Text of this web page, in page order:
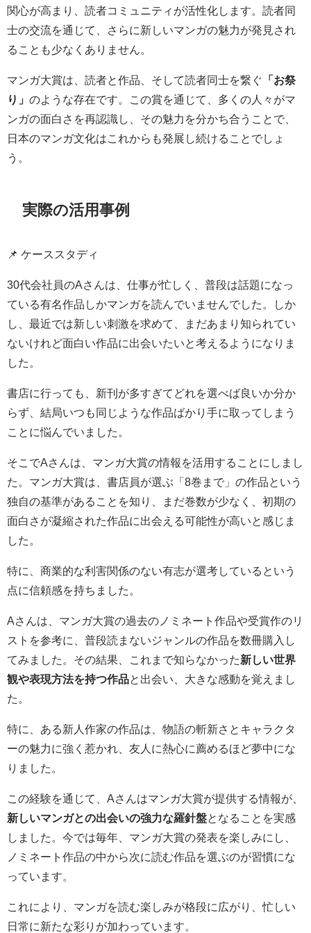
関心が高まり、読者コミュニティが活性化します。読者同
士の交流を通じて、さらに新しいマンガの魅力が発見され
ることも少なくありません。
マンガ大賞は、読者と作品、そして読者同士を繋ぐ 「お祭
り」 のような存在です。この賞を通じて、多くの人々がマ
ンガの面白さを再認識し、その魅力を分かち合うことで、
日本のマンガ文化はこれからも発展し続けることでしょ
う。
実際の活用事例
📌 ケーススタディ
30代会社員のAさんは、仕事が忙しく、普段は話題になっ
ている有名作品しかマンガを読んでいませんでした。しか
し、最近では新しい刺激を求めて、まだあまり知られてい
ないけれど面白い作品に出会いたいと考えるようになりま
した。
書店に行っても、新刊が多すぎてどれを選べば良いか分か
らず、結局いつも同じような作品ばかり手に取ってしまう
ことに悩んでいました。
そこでAさんは、マンガ大賞の情報を活用することにしまし
た。マンガ大賞は、書店員が選ぶ「8巻まで」の作品という
独自の基準があることを知り、まだ巻数が少なく、初期の
面白さが凝縮された作品に出会える可能性が高いと感じま
した。
特に、商業的な利害関係のない有志が選考しているという
点に信頼感を持ちました。
Aさんは、マンガ大賞の過去のノミネート作品や受賞作のリ
ストを参考に、普段読まないジャンルの作品を数冊購入し
てみました。その結果、これまで知らなかった新しい世界
観や表現方法を持つ作品と出会い、大きな感動を覚えまし
た。
特に、ある新人作家の作品は、物語の斬新さとキャラクタ
ーの魅力に強く惹かれ、友人に熱心に薦めるほど夢中にな
りました。
この経験を通じて、Aさんはマンガ大賞が提供する情報が、
新しいマンガとの出会いの強力な羅針盤となることを実感
しました。今では毎年、マンガ大賞の発表を楽しみにし、
ノミネート作品の中から次に読む作品を選ぶのが習慣にな
っています。
これにより、マンガを読む楽しみが格段に広がり、忙しい
日常に新たな彩りが加わっています。